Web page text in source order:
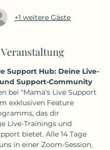
+1 weitere Gäste
Support Hub: Deine Live-
Support-Community
bei "Mama's Live Support
exklusiven Feature
das dir
Live-Trainings und
bietet. Alle 14 Tage
in einer Zoom-Session,